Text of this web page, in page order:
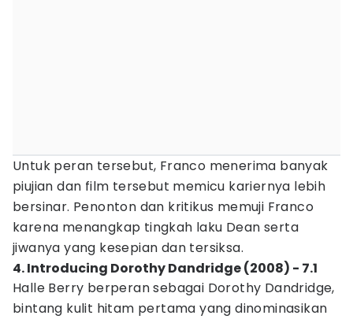
Untuk peran tersebut, Franco menerima banyak
piujian dan film tersebut memicu kariernya lebih
bersinar. Penonton dan kritikus memuji Franco
karena menangkap tingkah laku Dean serta
jiwanya yang kesepian dan tersiksa.
4. Introducing Dorothy Dandridge (2008) - 7.1
Halle Berry berperan sebagai Dorothy Dandridge,
bintang kulit hitam pertama yang dinominasikan